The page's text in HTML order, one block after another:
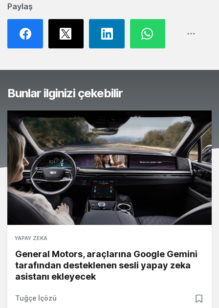
Paylaş
Bunlar ilginizi çekebilir
YAPAY ZEKA
General Motors, araçlarına Google Gemini
tarafından desteklenen sesli yapay zeka
asistanı ekleyecek
Tuğçe İçözü